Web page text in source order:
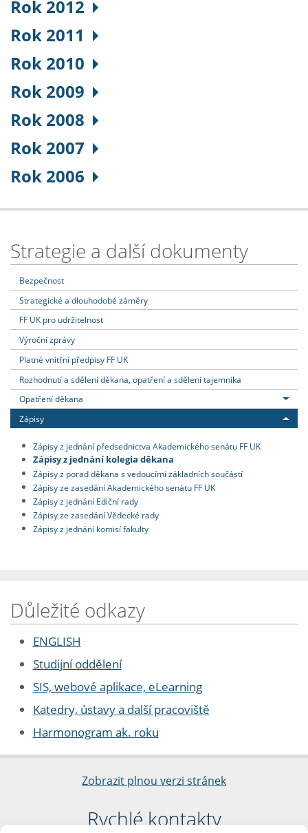
Rok 2012
Rok 2011
Rok 2010
Rok 2009
Rok 2008
Rok 2007
Rok 2006
Strategie a další dokumenty
Bezpečnost
Strategické a dlouhodobé záměry
FF UK pro udržitelnost
Výroční zprávy
Platné vnitřní předpisy FF UK
Rozhodnutí a sdělení děkana, opatření a sdělení tajemníka
Opatření děkana
Zápisy
Zápisy z jednání předsednictva Akademického senátu FF UK
Zápisy z jednání kolegia děkana
Zápisy z porad děkana s vedoucími základních součástí
Zápisy ze zasedání Akademického senátu FF UK
Zápisy z jednání Ediční rady
Zápisy ze zasedání Vědecké rady
Zápisy z jednání komisí fakulty
Důležité odkazy
ENGLISH
Studijní oddělení
SIS, webové aplikace, eLearning
Katedry, ústavy a další pracoviště
Harmonogram ak. roku
Zobrazit plnou verzi stránek
Rychlé kontakty